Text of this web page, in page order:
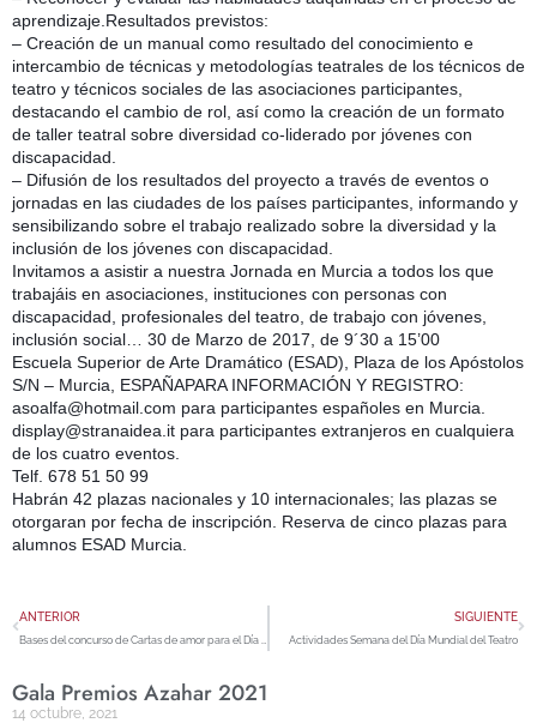
aprendizaje.Resultados previstos:
– Creación de un manual como resultado del conocimiento e
intercambio de técnicas y metodologías teatrales de los técnicos de
teatro y técnicos sociales de las asociaciones participantes,
destacando el cambio de rol, así como la creación de un formato
de taller teatral sobre diversidad co-liderado por jóvenes con
discapacidad.
– Difusión de los resultados del proyecto a través de eventos o
jornadas en las ciudades de los países participantes, informando y
sensibilizando sobre el trabajo realizado sobre la diversidad y la
inclusión de los jóvenes con discapacidad.
Invitamos a asistir a nuestra Jornada en Murcia a todos los que
trabajáis en asociaciones, instituciones con personas con
discapacidad, profesionales del teatro, de trabajo con jóvenes,
inclusión social… 30 de Marzo de 2017, de 9´30 a 15’00
Escuela Superior de Arte Dramático (ESAD), Plaza de los Apóstolos
S/N – Murcia, ESPAÑAPARA INFORMACIÓN Y REGISTRO:
asoalfa@hotmail.com para participantes españoles en Murcia.
display@stranaidea.it para participantes extranjeros en cualquiera
de los cuatro eventos.
Telf. 678 51 50 99
Habrán 42 plazas nacionales y 10 internacionales; las plazas se
otorgaran por fecha de inscripción. Reserva de cinco plazas para
alumnos ESAD Murcia.
ANTERIOR SIGUIENTE
Actividades Semana del Día Mundial del Teatro
Gala Premios Azahar 2021
14 octubre, 2021